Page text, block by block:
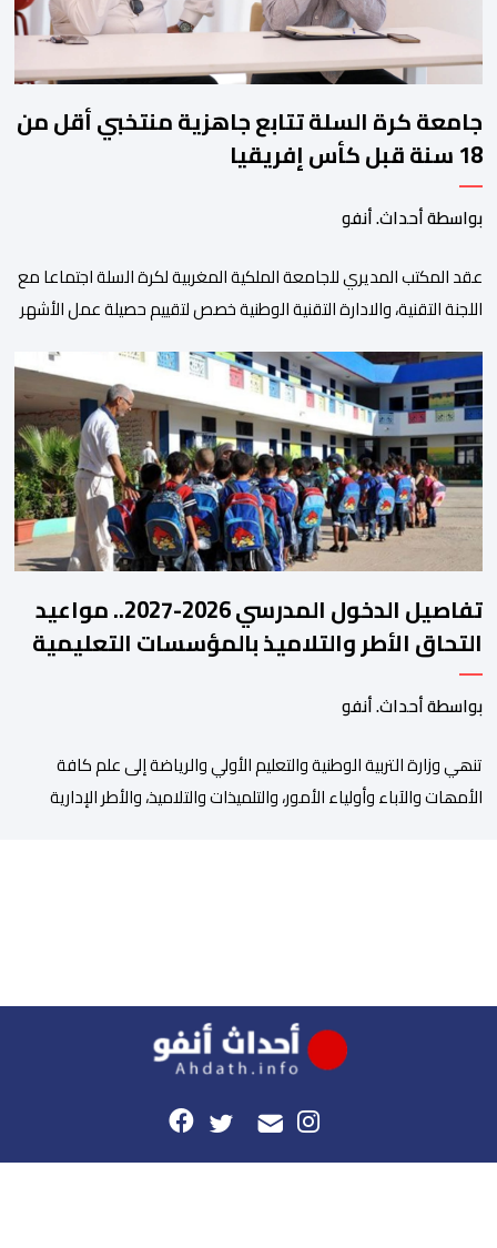
جامعة كرة السلة تتابع جاهزية منتخبي أقل من
18 سنة قبل كأس إفريقيا
بواسطة أحداث. أنفو
عقد المكتب المديري للجامعة الملكية المغربية لكرة السلة اجتماعا مع
اللجنة التقنية، والادارة التقنية الوطنية خصص لتقييم حصيلة عمل الأشهر
المنتخبات الوطنية خلال الفترة الأخيرة. وشهد الاجتماع تقديم عرض
مفصل حول مشاركة المنتخبين الوطنيين لأقل من 18 سنة، إناثا وذكورا،
من طرف اللجنة التقنية التي واكبت كل […]
تفاصيل الدخول المدرسي 2026-2027.. مواعيد
التحاق الأطر والتلاميذ بالمؤسسات التعليمية
بواسطة أحداث. أنفو
تنھي وزارة التربیة الوطنیة والتعلیم الأولي والریاضة إلى علم كافة
الأمھات والآباء وأولیاء الأمور، والتلمیذات والتلامیذ، والأطر الإداریة